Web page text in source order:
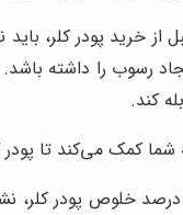
از خرید پودر کلر،
رسوب را داشته
کند.
کمک می‌کند تا پودر
درصد خلوص پودر کلر،